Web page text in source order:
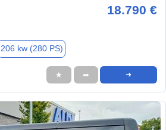
18.790 €
206 kw (280 PS)
★ ➦ ➜